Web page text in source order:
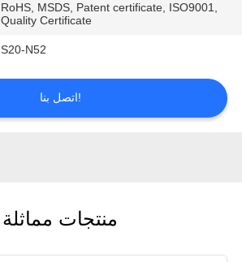
RoHS, MSDS, Patent certificate, ISO9001,
Quality Certificate
S20-N52
اتصل بنا!
منتجات مماثلة